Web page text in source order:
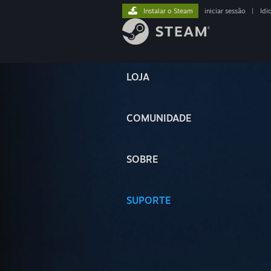
LOJA
COMUNIDADE
SOBRE
SUPORTE
Instalar o Steam iniciar sessão